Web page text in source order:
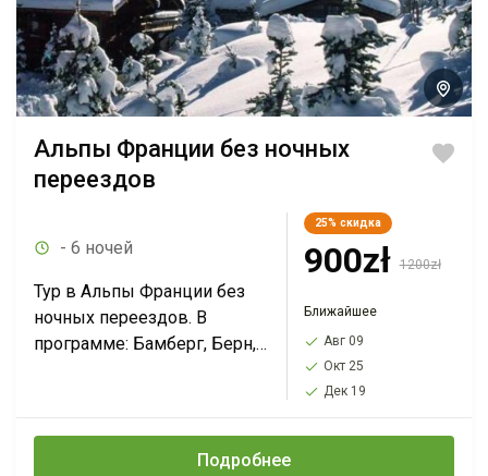
Альпы Франции без ночных
переездов
- 6 ночей
Тур в Альпы Франции без
ночных переездов. В
программе: Бамберг, Берн,
Ривьера, Анси, долина
25% скидка
900zł 1200zł
Ближайшее
Авг 09
Окт 25
Дек 19
Подробнее